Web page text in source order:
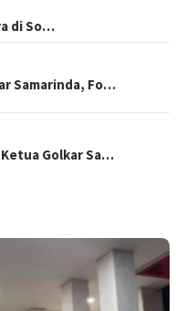
di So…
Samarinda, Fo…
Golkar Sa…